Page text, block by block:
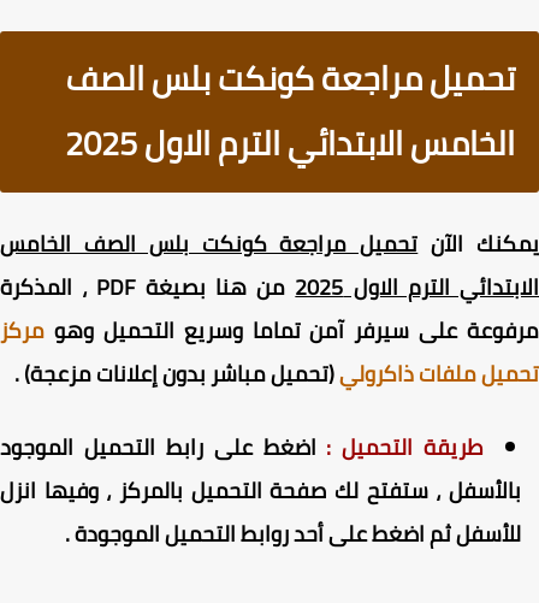
تحميل مراجعة كونكت بلس الصف
الخامس الابتدائي الترم الاول 2025
الآنتحميل مراجعة كونكت بلس الصف الخامس
الترم الاول 2025
من هنا بصيغة PDF ، المذكرة
على سيرفر آمن تماما وسريع التحميل وهومركز
ملفات ذاكرولي(تحميل مباشر بدون إعلانات مزعجة) .
طريقة التحميل :اضغط على رابط التحميل الموجود
، ستفتح لك صفحة التحميل بالمركز ، وفيها انزل
ثم اضغط على أحد روابط التحميل الموجودة .